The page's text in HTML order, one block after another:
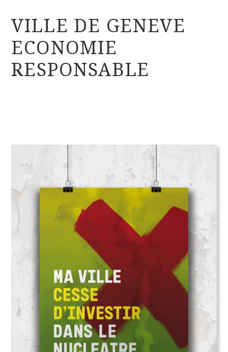
VILLE DE GENEVE
ECONOMIE
RESPONSABLE